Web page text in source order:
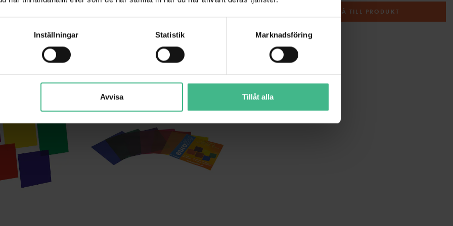
Inställningar Statistik Marknadsföring
Avvisa Tillåt alla
GÅ TILL PRODUKT
ANDRA KUNDER KÖPTE OCKSÅ